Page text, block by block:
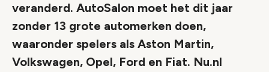
veranderd. AutoSalon moet het dit jaar
zonder 13 grote automerken doen,
waaronder spelers als Aston Martin,
Volkswagen, Opel, Ford en Fiat. Nu.nl